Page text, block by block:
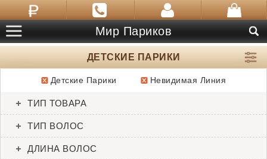
Мир Париков
ДЕТСКИЕ ПАРИКИ
Детские Парики Невидимая Линия
ТИП ТОВАРА
ТИП ВОЛОС
ДЛИНА ВОЛОС
Addison